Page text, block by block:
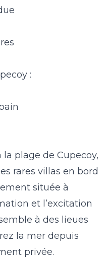
:
plage de Cupecoy,
rares villas en bord
située à
et l’excitation
à des lieues
la mer depuis
privée.